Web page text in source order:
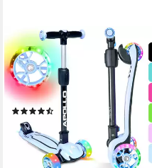
APOLLO
Dreiradscooter LED
Kinderscooter Kids pro 4
60.00 kg max. Benutzergewicht
(14)
49,99 € UVP
-28%
lieferbar - in 4-5 Werktagen bei dir